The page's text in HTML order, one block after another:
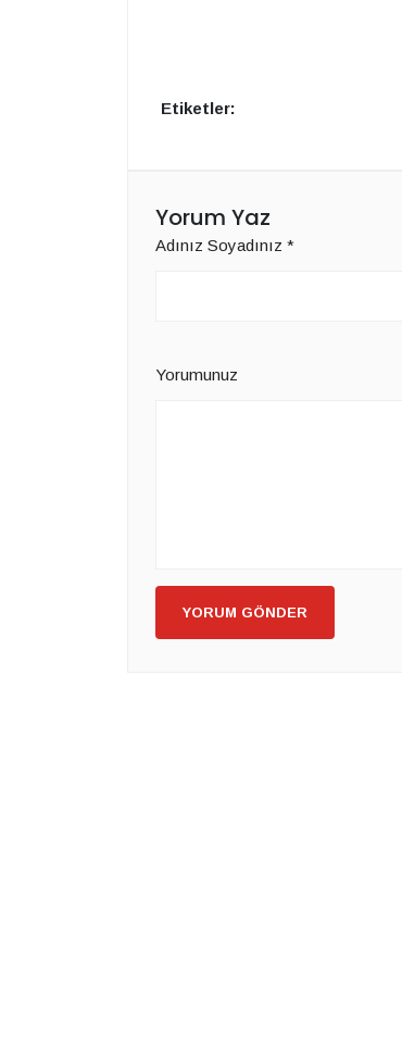
Etiketler:
Yorum Yaz
Adınız Soyadınız *
Yorumunuz
YORUM GÖNDER